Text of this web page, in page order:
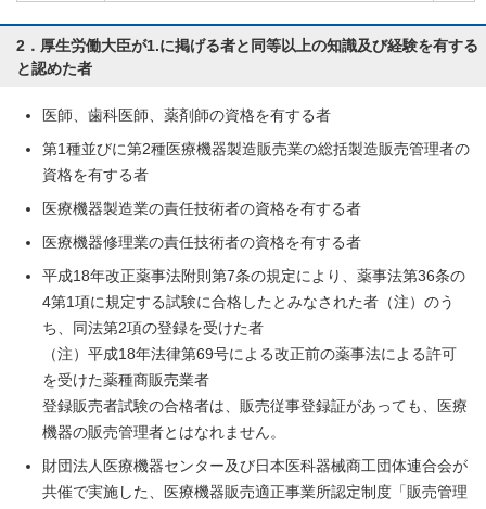
2．厚生労働大臣が1.に掲げる者と同等以上の知識及び経験を有する
と認めた者
医師、歯科医師、薬剤師の資格を有する者
第1種並びに第2種医療機器製造販売業の総括製造販売管理者の
資格を有する者
医療機器製造業の責任技術者の資格を有する者
医療機器修理業の責任技術者の資格を有する者
平成18年改正薬事法附則第7条の規定により、薬事法第36条の
4第1項に規定する試験に合格したとみなされた者（注）のう
ち、同法第2項の登録を受けた者
（注）平成18年法律第69号による改正前の薬事法による許可
を受けた薬種商販売業者
登録販売者試験の合格者は、販売従事登録証があっても、医療
機器の販売管理者とはなれません。
財団法人医療機器センター及び日本医科器械商工団体連合会が
共催で実施した、医療機器販売適正事業所認定制度「販売管理